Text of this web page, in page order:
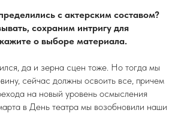
с актерским составом?
сохраним интригу для
о выборе материала.
да и зерна сцен тоже. Но тогда мы
сейчас должны освоить все, причем
на новый уровень осмысления
в День театра мы возобновили наши